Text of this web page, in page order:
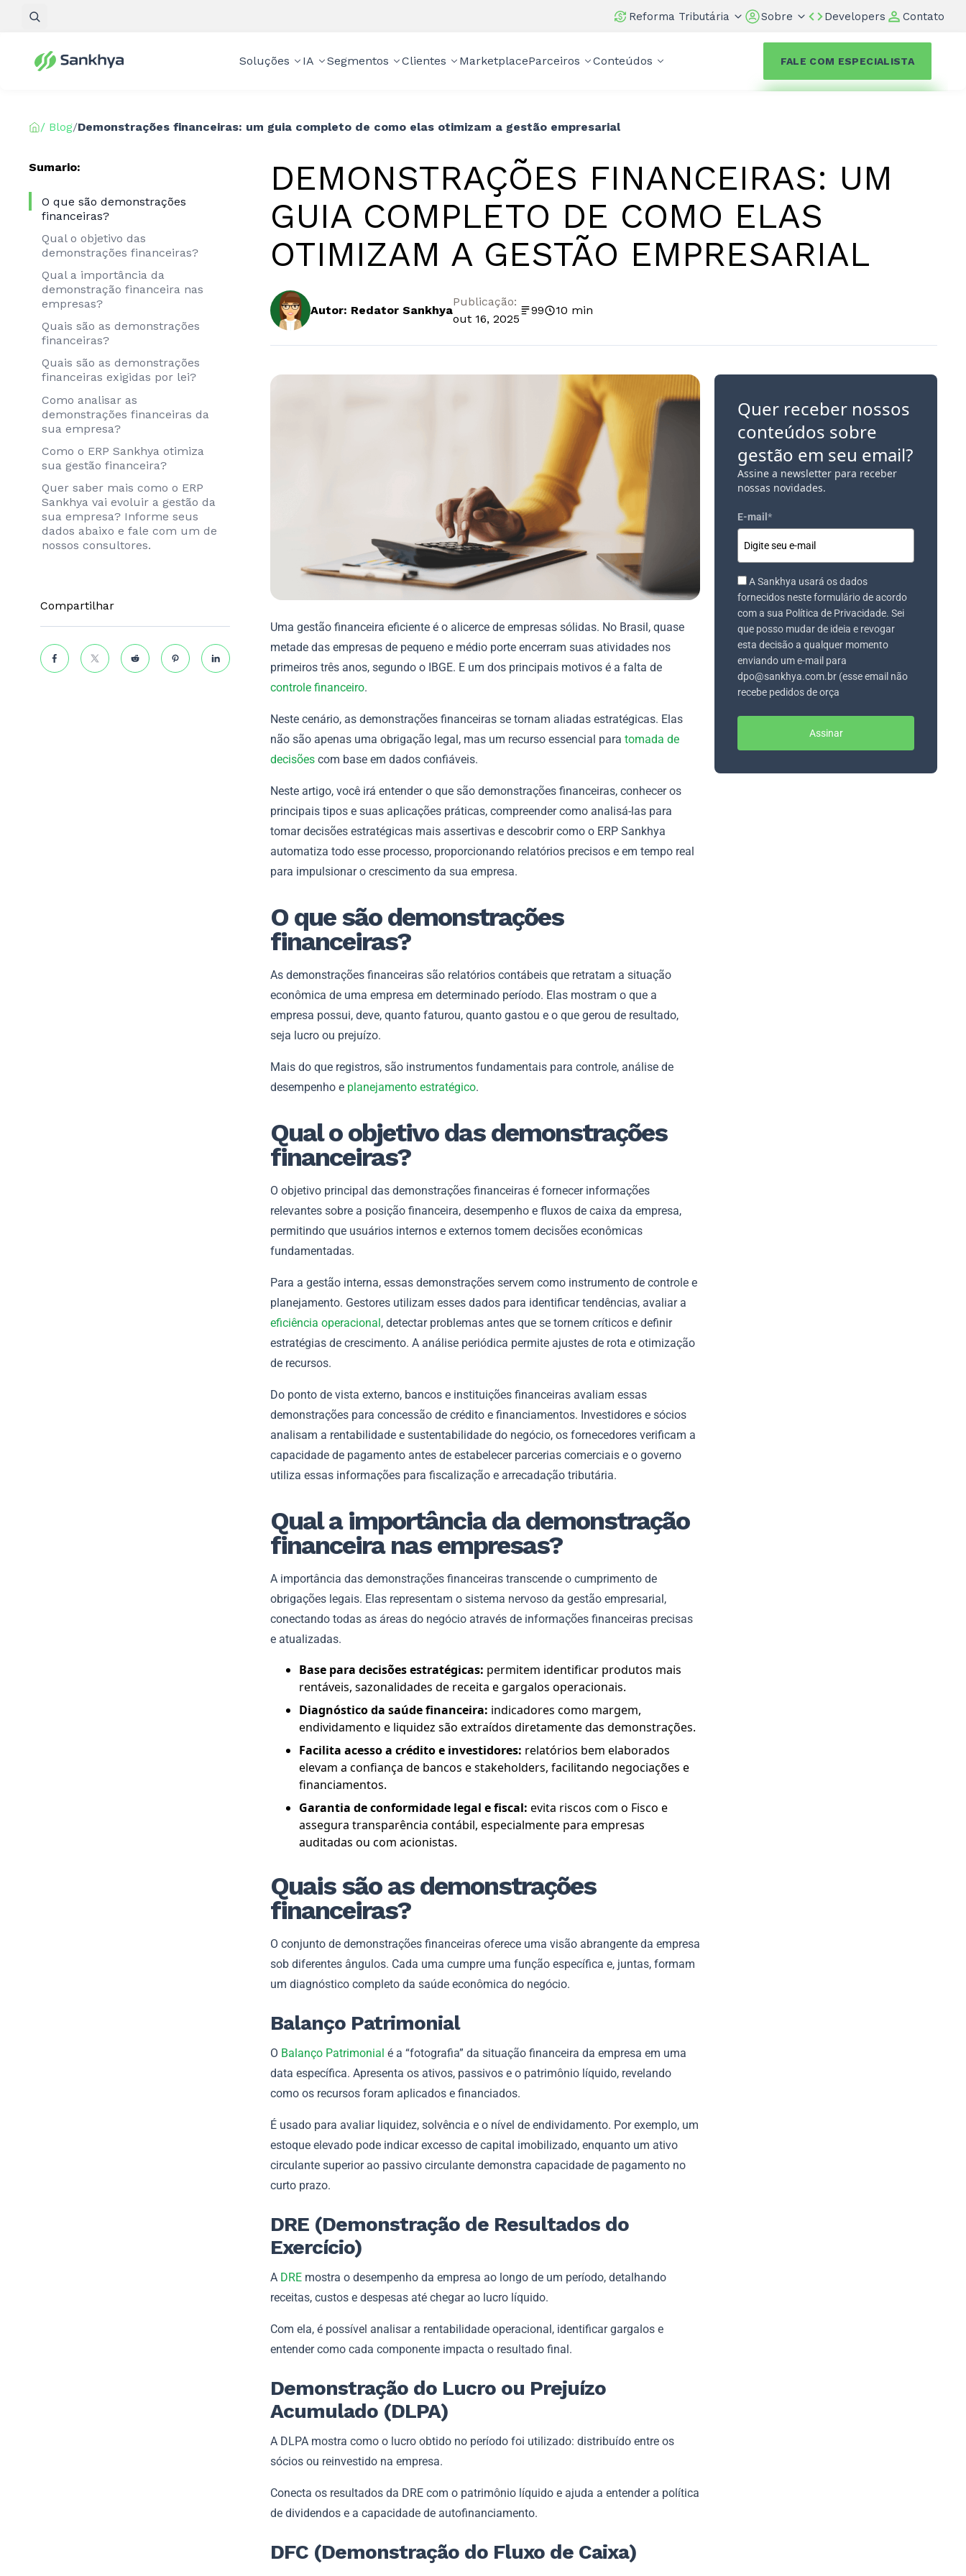
Reforma Tributária Sobre Developers Contato
Soluções IA Segmentos Clientes MarketplaceParceiros Conteúdos FALE COM ESPECIALISTA
/ Blog/Demonstrações financeiras: um guia completo de como elas otimizam a gestão empresarial
Sumario:
O que são demonstrações
financeiras?
Qual o objetivo das
demonstrações financeiras?
Qual a importância da
demonstração financeira nas
empresas?
Quais são as demonstrações
financeiras?
Quais são as demonstrações
financeiras exigidas por lei?
Como analisar as
demonstrações financeiras da
sua empresa?
Como o ERP Sankhya otimiza
sua gestão financeira?
Quer saber mais como o ERP
Sankhya vai evoluir a gestão da
sua empresa? Informe seus
dados abaixo e fale com um de
nossos consultores.
Compartilhar
DEMONSTRAÇÕES FINANCEIRAS: UM
GUIA COMPLETO DE COMO ELAS
OTIMIZAM A GESTÃO EMPRESARIAL
Autor: Redator Sankhya
Publicação:
out 16, 2025
99 10 min
Uma gestão financeira eficiente é o alicerce de empresas sólidas. No Brasil, quase
metade das empresas de pequeno e médio porte encerram suas atividades nos
primeiros três anos, segundo o IBGE. E um dos principais motivos é a falta de
controle financeiro.
Neste cenário, as demonstrações financeiras se tornam aliadas estratégicas. Elas
não são apenas uma obrigação legal, mas um recurso essencial para tomada de
decisões com base em dados confiáveis.
Neste artigo, você irá entender o que são demonstrações financeiras, conhecer os
principais tipos e suas aplicações práticas, compreender como analisá-las para
tomar decisões estratégicas mais assertivas e descobrir como o ERP Sankhya
automatiza todo esse processo, proporcionando relatórios precisos e em tempo real
para impulsionar o crescimento da sua empresa.
O que são demonstrações
financeiras?
As demonstrações financeiras são relatórios contábeis que retratam a situação
econômica de uma empresa em determinado período. Elas mostram o que a
empresa possui, deve, quanto faturou, quanto gastou e o que gerou de resultado,
seja lucro ou prejuízo.
Mais do que registros, são instrumentos fundamentais para controle, análise de
desempenho e planejamento estratégico.
Qual o objetivo das demonstrações
financeiras?
O objetivo principal das demonstrações financeiras é fornecer informações
relevantes sobre a posição financeira, desempenho e fluxos de caixa da empresa,
permitindo que usuários internos e externos tomem decisões econômicas
fundamentadas.
Para a gestão interna, essas demonstrações servem como instrumento de controle e
planejamento. Gestores utilizam esses dados para identificar tendências, avaliar a
eficiência operacional , detectar problemas antes que se tornem críticos e definir
estratégias de crescimento. A análise periódica permite ajustes de rota e otimização
de recursos.
Do ponto de vista externo, bancos e instituições financeiras avaliam essas
demonstrações para concessão de crédito e financiamentos. Investidores e sócios
analisam a rentabilidade e sustentabilidade do negócio, os fornecedores verificam a
capacidade de pagamento antes de estabelecer parcerias comerciais e o governo
utiliza essas informações para fiscalização e arrecadação tributária.
Qual a importância da demonstração
financeira nas empresas?
A importância das demonstrações financeiras transcende o cumprimento de
obrigações legais. Elas representam o sistema nervoso da gestão empresarial,
conectando todas as áreas do negócio através de informações financeiras precisas
e atualizadas.
Base para decisões estratégicas: permitem identificar produtos mais
rentáveis, sazonalidades de receita e gargalos operacionais.
Diagnóstico da saúde financeira: indicadores como margem,
endividamento e liquidez são extraídos diretamente das demonstrações.
Facilita acesso a crédito e investidores: relatórios bem elaborados
elevam a confiança de bancos e stakeholders, facilitando negociações e
financiamentos.
Garantia de conformidade legal e fiscal: evita riscos com o Fisco e
assegura transparência contábil, especialmente para empresas
auditadas ou com acionistas.
Quais são as demonstrações
financeiras?
O conjunto de demonstrações financeiras oferece uma visão abrangente da empresa
sob diferentes ângulos. Cada uma cumpre uma função específica e, juntas, formam
um diagnóstico completo da saúde econômica do negócio.
Balanço Patrimonial
O Balanço Patrimonial é a “fotografia” da situação financeira da empresa em uma
data específica. Apresenta os ativos, passivos e o patrimônio líquido, revelando
como os recursos foram aplicados e financiados.
É usado para avaliar liquidez, solvência e o nível de endividamento. Por exemplo, um
estoque elevado pode indicar excesso de capital imobilizado, enquanto um ativo
circulante superior ao passivo circulante demonstra capacidade de pagamento no
curto prazo.
DRE (Demonstração de Resultados do
Exercício)
A DRE mostra o desempenho da empresa ao longo de um período, detalhando
receitas, custos e despesas até chegar ao lucro líquido.
Com ela, é possível analisar a rentabilidade operacional, identificar gargalos e
entender como cada componente impacta o resultado final.
Demonstração do Lucro ou Prejuízo
Acumulado (DLPA)
A DLPA mostra como o lucro obtido no período foi utilizado: distribuído entre os
sócios ou reinvestido na empresa.
Conecta os resultados da DRE com o patrimônio líquido e ajuda a entender a política
de dividendos e a capacidade de autofinanciamento.
DFC (Demonstração do Fluxo de Caixa)
Quer receber nossos
conteúdos sobre
gestão em seu email?
Assine a newsletter para receber
nossas novidades.
E-mail *
A Sankhya usará os dados
fornecidos neste formulário de acordo
com a sua Política de Privacidade. Sei
que posso mudar de ideia e revogar
esta decisão a qualquer momento
enviando um e-mail para
dpo@sankhya.com.br (esse email não
recebe pedidos de orça
Assinar